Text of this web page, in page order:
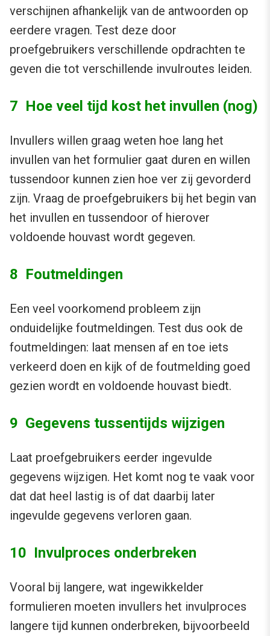
verschijnen afhankelijk van de antwoorden op
eerdere vragen. Test deze door
proefgebruikers verschillende opdrachten te
geven die tot verschillende invulroutes leiden.
7 Hoe veel tijd kost het invullen (nog)
Invullers willen graag weten hoe lang het
invullen van het formulier gaat duren en willen
tussendoor kunnen zien hoe ver zij gevorderd
zijn. Vraag de proefgebruikers bij het begin van
het invullen en tussendoor of hierover
voldoende houvast wordt gegeven.
8 Foutmeldingen
Een veel voorkomend probleem zijn
onduidelijke foutmeldingen. Test dus ook de
foutmeldingen: laat mensen af en toe iets
verkeerd doen en kijk of de foutmelding goed
gezien wordt en voldoende houvast biedt.
9 Gegevens tussentijds wijzigen
Laat proefgebruikers eerder ingevulde
gegevens wijzigen. Het komt nog te vaak voor
dat dat heel lastig is of dat daarbij later
ingevulde gegevens verloren gaan.
10 Invulproces onderbreken
Vooral bij langere, wat ingewikkelder
formulieren moeten invullers het invulproces
langere tijd kunnen onderbreken, bijvoorbeeld